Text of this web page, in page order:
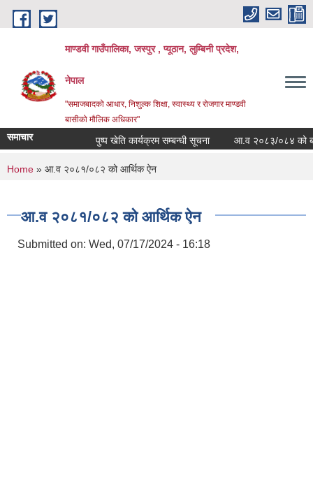
Skip to main content
माण्डवी गाउँपालिका, जस्पुर , प्यूठान, लुम्बिनी प्रदेश,
नेपाल
"समाजबादको आधार, निशुल्क शिक्षा, स्वास्थ्य र रोजगार माण्डवी
बासीको मौलिक अधिकार"
समाचार पुष्प खेति कार्यक्रम सम्बन्धी सूचना आ.व २०८३/०८४ को
You are here
Home » आ.व २०८१/०८२ को आर्थिक ऐन
आ.व २०८१/०८२ को आर्थिक ऐन
Submitted on: Wed, 07/17/2024 - 16:18